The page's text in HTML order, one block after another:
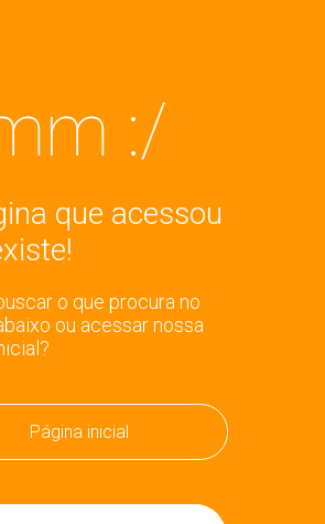
:/
que acessou
o que procura no
ou acessar nossa
Página inicial